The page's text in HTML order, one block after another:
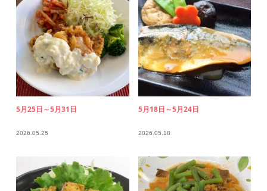
5月25日～5月31日
2026.05.25
5月18日～5月24日
2026.05.18